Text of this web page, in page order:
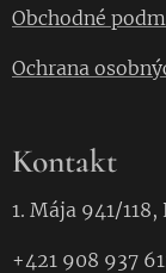
Obchodné
Ochrana
Kontakt
1. Mája 941/
+421 908 937